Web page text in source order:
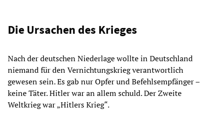
Die Ursachen des Krieges
Nach der deutschen Niederlage wollte in Deutschland
niemand für den Vernichtungskrieg verantwortlich
gewesen sein. Es gab nur Opfer und Befehlsempfänger –
keine Täter. Hitler war an allem schuld. Der Zweite
Weltkrieg war „Hitlers Krieg“.